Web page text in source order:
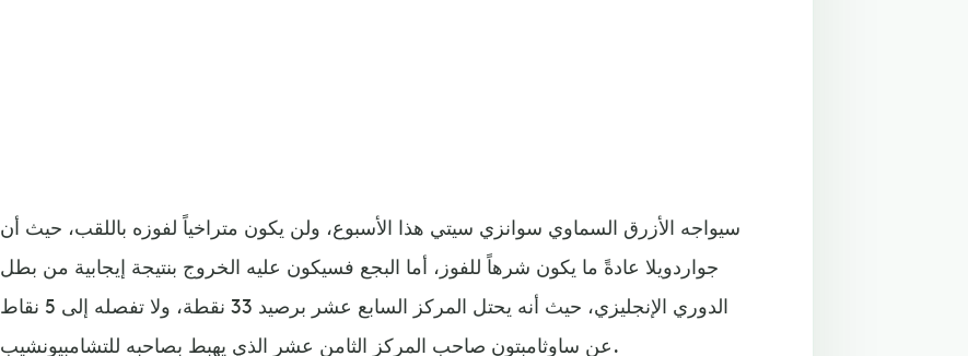
سيواجه الأزرق السماوي سوانزي سيتي هذا الأسبوع، ولن يكون متراخياً لفوزه باللقب، حيث أن
جواردويلا عادةً ما يكون شرهاً للفوز، أما البجع فسيكون عليه الخروج بنتيجة إيجابية من بطل
الدوري الإنجليزي، حيث أنه يحتل المركز السابع عشر برصيد 33 نقطة، ولا تفصله إلى 5 نقاط
عن ساوثامبتون صاحب المركز الثامن عشر الذي يهبط بصاحبه للتشامبيونشيب.